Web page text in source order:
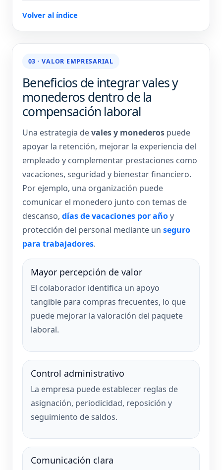
Volver al índice
03 · VALOR EMPRESARIAL
Beneficios de integrar vales y
monederos dentro de la
compensación laboral
Una estrategia devales y monederos puede
apoyar la retención, mejorar la experiencia del
empleado y complementar prestaciones como
vacaciones, seguridad y bienestar financiero.
Por ejemplo, una organización puede
comunicar el monedero junto con temas de
descanso, días de vacaciones por añoy
protección del personal mediante un seguro
para trabajadores.
Mayor percepción de valor
El colaborador identifica un apoyo
tangible para compras frecuentes, lo que
puede mejorar la valoración del paquete
laboral.
Control administrativo
La empresa puede establecer reglas de
asignación, periodicidad, reposición y
seguimiento de saldos.
Comunicación clara